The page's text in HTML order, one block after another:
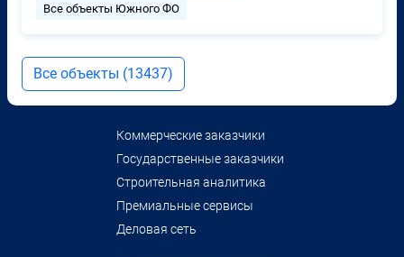
Все объекты Южного ФО
Все объекты (13437)
Коммерческие заказчики
Государственные заказчики
Строительная аналитика
Премиальные сервисы
Деловая сеть